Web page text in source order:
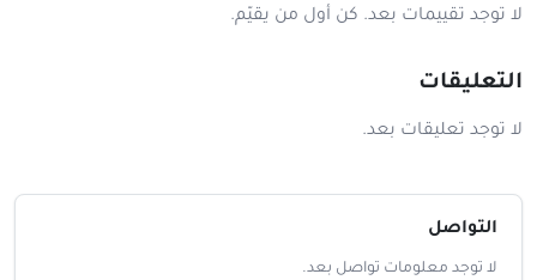
لا توجد تقييمات بعد. كن أول من يقيّم.
التعليقات
لا توجد تعليقات بعد.
التواصل
لا توجد معلومات تواصل بعد.